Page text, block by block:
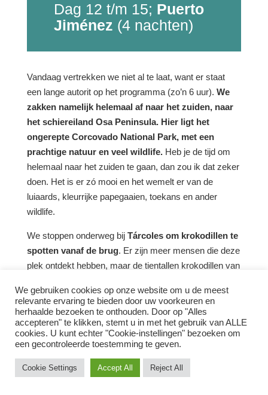
Dag 12 t/m 15; Puerto
Jiménez (4 nachten)
Vandaag vertrekken we niet al te laat, want er staat
een lange autorit op het programma (zo’n 6 uur). We
zakken namelijk helemaal af naar het zuiden, naar
het schiereiland Osa Peninsula. Hier ligt het
ongerepte Corcovado National Park, met een
prachtige natuur en veel wildlife.Heb je de tijd om
helemaal naar het zuiden te gaan, dan zou ik dat zeker
doen. Het is er zó mooi en het wemelt er van de
luiaards, kleurrijke papegaaien, toekans en ander
wildlife.
We stoppen onderweg bij Tárcoles om krokodillen te
spotten vanaf de brug. Er zijn meer mensen die deze
plek ontdekt hebben, maar de tientallen krokodillen van
auto bij de restaurantjes en loop simpelweg de brug op.
Je kijkt je ogen uit, want deze jongens zijn “the real
stuff”.
We slapen inAvatar Private Reservein Puerto
Jiménez, op het schiereiland Osa Peninsula. Deze
accommodatie is goed te bereiken met de auto.
We gebruiken cookies op onze website om u de meest
relevante ervaring te bieden door uw voorkeuren en
herhaalde bezoeken te onthouden. Door op "Alles
accepteren" te klikken, stemt u in met het gebruik van ALLE
cookies. U kunt echter "Cookie-instellingen" bezoeken om
een ​​gecontroleerde toestemming te geven.
Cookie Settings Accept All Reject All